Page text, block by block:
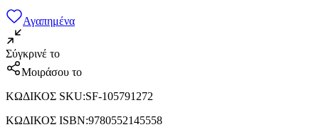
Αγαπημένα
Σύγκρινέ το
Μοιράσου το
ΚΩΔΙΚΟΣ SKU:SF-105791272
ΚΩΔΙΚΟΣ ISBN:9780552145558